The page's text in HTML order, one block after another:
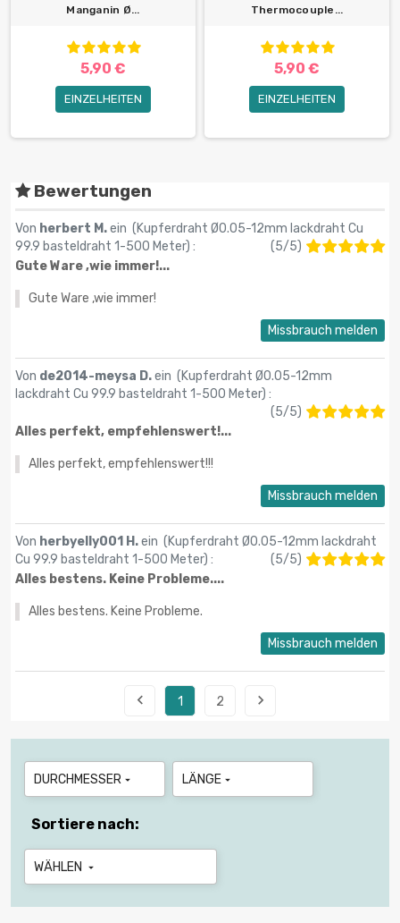
Manganin Ø...
5,90 €
EINZELHEITEN
Thermocouple...
5,90 €
EINZELHEITEN
Bewertungen
Von herbert M.ein (Kupferdraht Ø0.05-12mm lackdraht Cu
99.9 basteldraht 1-500 Meter) : (5/5)
Gute Ware ,wie immer!...
Gute Ware ,wie immer!
Missbrauch melden
Von de2014-meysa D.ein (Kupferdraht Ø0.05-12mm
lackdraht Cu 99.9 basteldraht 1-500 Meter) :
(5/5)
Alles perfekt, empfehlenswert!...
Alles perfekt, empfehlenswert!!!
Missbrauch melden
Von herbyelly001 H.ein (Kupferdraht Ø0.05-12mm lackdraht
Cu 99.9 basteldraht 1-500 Meter) : (5/5)
Alles bestens. Keine Probleme....
Alles bestens. Keine Probleme.
Missbrauch melden
 1 2 
DURCHMESSER  LÄNGE 
Sortiere nach:
WÄHLEN 